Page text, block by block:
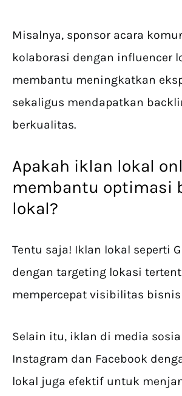
Misalnya, sponsor acara
kolaborasi dengan influencer
membantu meningkatkan
sekaligus mendapatkan
berkualitas.
Apakah iklan lokal
membantu optimasi
lokal?
Tentu saja! Iklan lokal seperti
dengan targeting lokasi
mempercepat visibilitas
Selain itu, iklan di media
Instagram dan Facebook
lokal juga efektif untuk